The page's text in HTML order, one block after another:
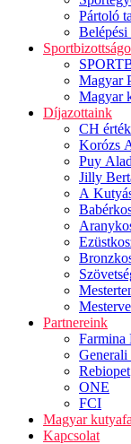
Pártoló
Magyar
Magyar
Díjazottaink
CH
Korózs
Puy
Jilly
A
Partnereink
Farmina
Rebiopet
ONE
FCI
Magyar
Kapcsolat